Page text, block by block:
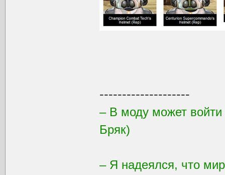
--------------------
– В моду может
Бряк)
– Я надеялся, что